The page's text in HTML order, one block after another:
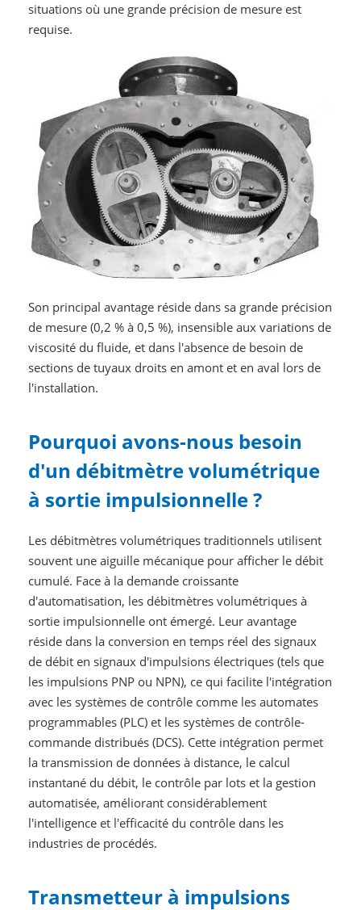
situations où une grande précision de mesure est
requise.
Son principal avantage réside dans sa grande précision
de mesure (0,2 % à 0,5 %), insensible aux variations de
viscosité du fluide, et dans l'absence de besoin de
sections de tuyaux droits en amont et en aval lors de
l'installation.
Pourquoi avons-nous besoin
d'un débitmètre volumétrique
à sortie impulsionnelle ?
Les débitmètres volumétriques traditionnels utilisent
souvent une aiguille mécanique pour afficher le débit
cumulé. Face à la demande croissante
d'automatisation, les débitmètres volumétriques à
sortie impulsionnelle ont émergé. Leur avantage
réside dans la conversion en temps réel des signaux
de débit en signaux d'impulsions électriques (tels que
les impulsions PNP ou NPN), ce qui facilite l'intégration
avec les systèmes de contrôle comme les automates
programmables (PLC) et les systèmes de contrôle-
commande distribués (DCS). Cette intégration permet
la transmission de données à distance, le calcul
instantané du débit, le contrôle par lots et la gestion
automatisée, améliorant considérablement
l'intelligence et l'efficacité du contrôle dans les
industries de procédés.
Transmetteur à impulsions